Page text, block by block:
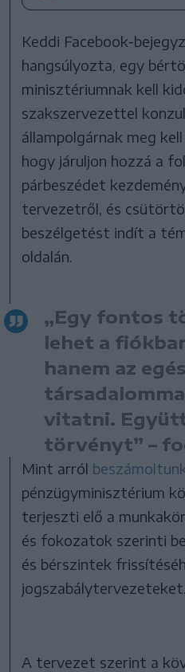
Keddi Facebook-
hangsúlyozta, egy
minisztériumnak kell
szakszervezettel
állampolgárnak meg
hogy járuljon hozzá a
párbeszédet
tervezetről, és
beszélgetést indít a
oldalán.
„Egy fontos
lehet a
hanem az
vitatni.
törvényt” –
Mint arról
pénzügyminisztérium
terjeszti elő a
és fokozatok szerinti
és bérszintek
jogszabálytervezeteket.
A tervezet szerint a